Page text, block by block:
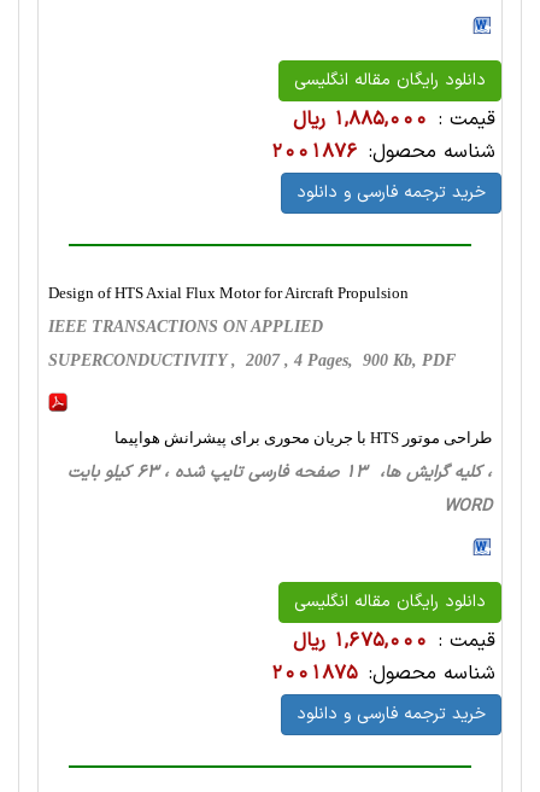
دانلود رایگان مقاله انگلیسی
قیمت : 1,885,000 ریال
شناسه محصول: 2001876
خرید ترجمه فارسی و دانلود
Design of HTS Axial Flux Motor for Aircraft Propulsion
IEEE TRANSACTIONS ON APPLIED
SUPERCONDUCTIVITY , 2007 , 4 Pages, 900 Kb, PDF
طراحی موتور HTS با جریان محوری برای پیشرانش هواپیما
، کلیه گرایش ها، 13 صفحه فارسی تایپ شده ، 63 کیلو بایت
WORD
دانلود رایگان مقاله انگلیسی
قیمت : 1,675,000 ریال
شناسه محصول: 2001875
خرید ترجمه فارسی و دانلود